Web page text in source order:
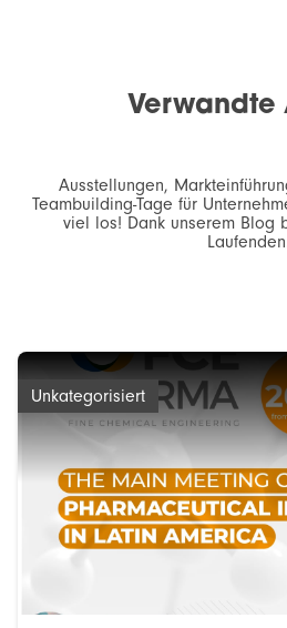
Verwandte
Ausstellungen,
Teambuilding-Tage für
viel los! Dank unserem Blog
Unkategorisiert